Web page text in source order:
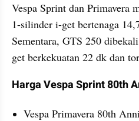
Vespa Sprint dan Primavera
1-silinder i-get bertenaga
Sementara, GTS 250
get berkekuatan 22 dk dan
Harga Vespa Sprint 80th
Vespa Primavera 80th